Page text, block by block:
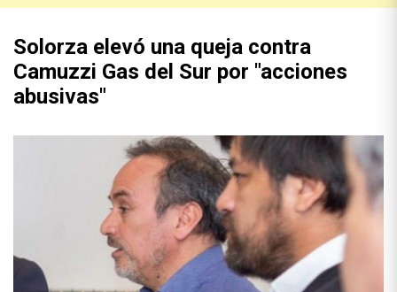
Solorza elevó una queja contra
Camuzzi Gas del Sur por "acciones
abusivas"